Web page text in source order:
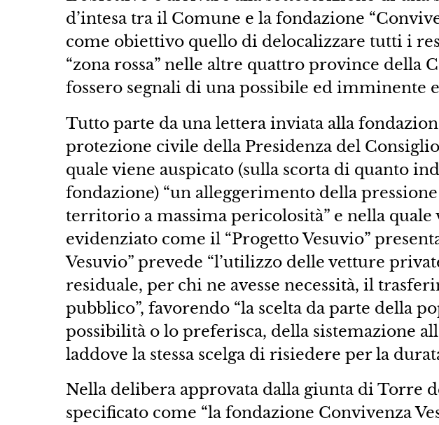
d’intesa tra il Comune e la fondazione
come obiettivo quello di delocalizzare tutti i
“zona rossa” nelle altre quattro province della
fossero segnali di una possibile ed imminente
Tutto parte da una lettera inviata alla
protezione civile della Presidenza del
quale viene auspicato (sulla scorta di quanto
fondazione) “un alleggerimento della
territorio a massima pericolosità” e nella
evidenziato come il “Progetto Vesuvio”
Vesuvio” prevede “l’utilizzo delle vetture
residuale, per chi ne avesse necessità, il
pubblico”, favorendo “la scelta da parte della
possibilità o lo preferisca, della sistemazione
laddove la stessa scelga di risiedere per la
Nella delibera approvata dalla giunta di Torre
specificato come “la fondazione Convivenza